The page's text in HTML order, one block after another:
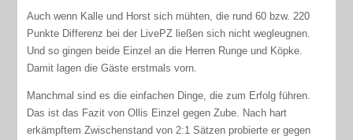
Auch wenn Kalle und Horst sich mühten, die rund 60 bzw. 220
Punkte Differenz bei der LivePZ ließen sich nicht wegleugnen.
Und so gingen beide Einzel an die Herren Runge und Köpke.
Damit lagen die Gäste erstmals vorn.
Manchmal sind es die einfachen Dinge, die zum Erfolg führen.
Das ist das Fazit von Ollis Einzel gegen Zube. Nach hart
erkämpftem Zwischenstand von 2:1 Sätzen probierte er gegen